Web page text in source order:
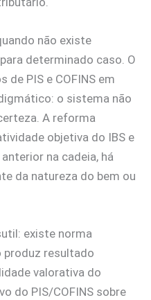
não existe
determinado caso. O
PIS e COFINS em
o sistema não
A reforma
objetiva do IBS e
na cadeia, há
da natureza do bem ou
existe norma
produz resultado
valorativa do
do PIS/COFINS sobre